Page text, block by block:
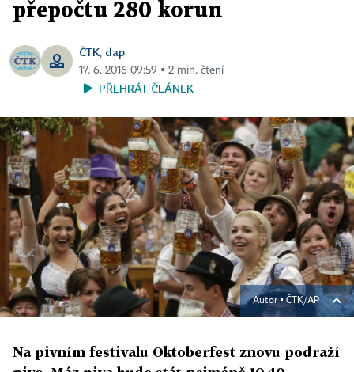
přepočtu 280 korun
ČTK, dap
17. 6. 2016 09:59 ▪ 2 min. čtení
PŘEHRÁT ČLÁNEK
Autor ▪ČTK/AP
Na pivním festivalu Oktoberfest znovu podraží